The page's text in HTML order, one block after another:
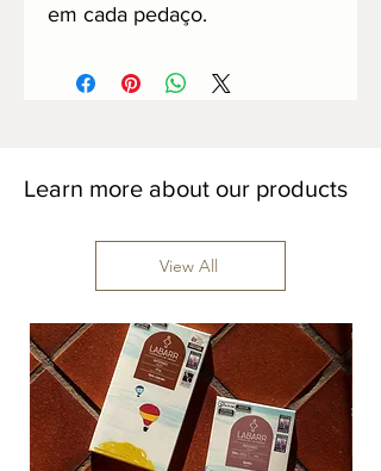
em cada pedaço.
Learn more about our products
View All